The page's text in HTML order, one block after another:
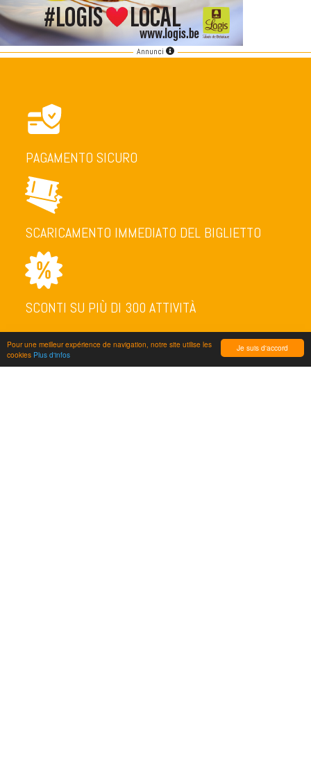
Je suis d'accord
Pour une meilleur expérience de navigation, notre site utilise les
cookies Plus d'infos
Annunci
PAGAMENTO SICURO
SCARICAMENTO IMMEDIATO DEL BIGLIETTO
SCONTI SU PIÙ DI 300 ATTIVITÀ